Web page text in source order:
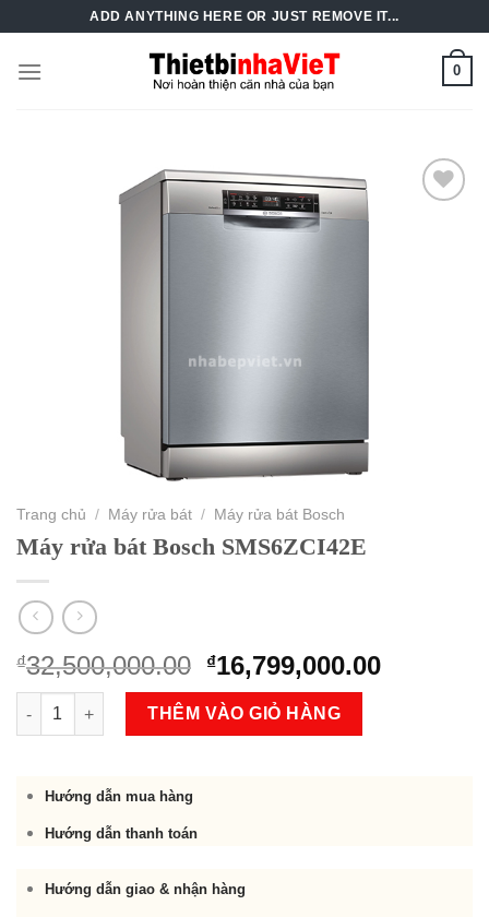
content
ADD ANYTHING HERE OR JUST REMOVE IT...
0
Trang chủ / Máy rửa bát / Máy rửa bát Bosch
Máy rửa bát Bosch SMS6ZCI42E
₫32,500,000.00 Original
price
was:
₫32,500,000.00.
₫16,799,000.00Current
Máy rửa bát Bosch SMS6ZCI42E số lượng
THÊM VÀO GIỎ HÀNG
Hướng dẫn mua hàng
Hướng dẫn thanh toán
Hướng dẫn giao & nhận hàng